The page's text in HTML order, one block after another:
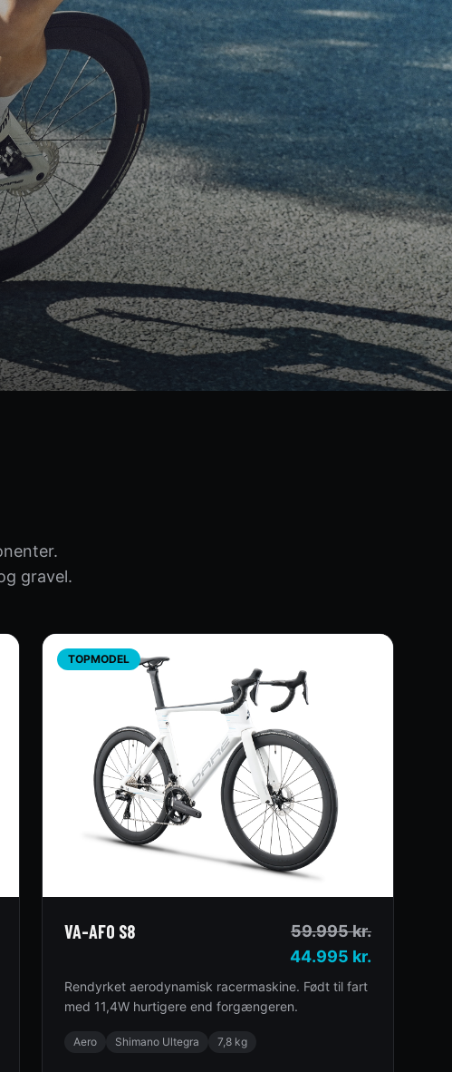
gravel.
TOPMODEL
VA-AFO S8 59.995kr.
44.995 kr.
Rendyrket aerodynamisk racermaskine. Født til fart
med 11,4W hurtigere end forgængeren.
Aero Shimano Ultegra 7,8 kg